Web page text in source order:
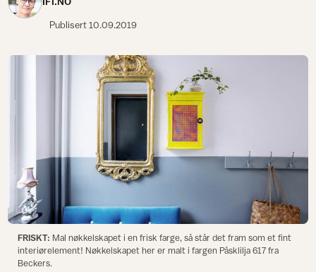
Publisert10.09.2019
FRISKT: Mal nøkkelskapet i en frisk farge, så står det fram som et fint
interiørelement! Nøkkelskapet her er malt i fargen Påsklilja 617 fra
Beckers.